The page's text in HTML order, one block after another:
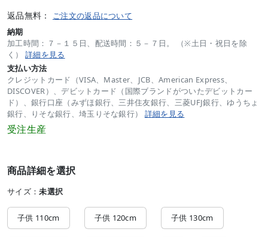
返品無料： ご注文の返品について
納期
加工時間：７－１５日、配送時間：５－７日。 （※土日・祝日を除
く） 詳細を見る
支払い方法
クレジットカード（VISA、Master、JCB、American Express、
DISCOVER）、デビットカード（国際ブランドがついたデビットカー
ド）、銀行口座（みずほ銀行、三井住友銀行、三菱UFJ銀行、ゆうちょ
銀行、りそな銀行、埼玉りそな銀行） 詳細を見る
受注生産
商品詳細を選択
サイズ：未選択
子供 110cm 子供 120cm 子供 130cm